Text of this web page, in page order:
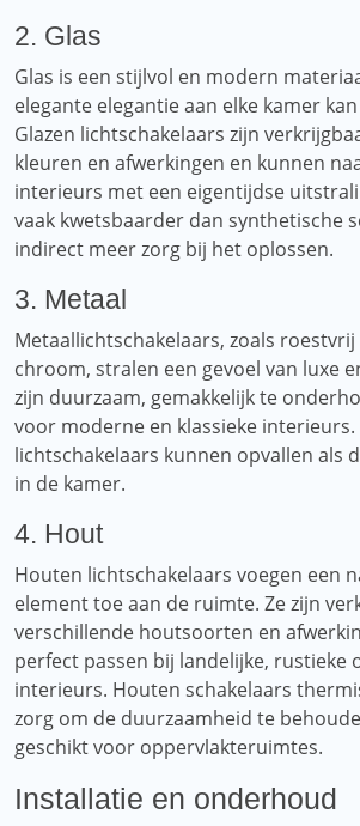
2. Glas
Glas is een stijlvol en modern
elegante elegantie aan elke kamer
Glazen lichtschakelaars zijn
kleuren en afwerkingen en kunnen
interieurs met een eigentijdse
vaak kwetsbaarder dan synthetische
indirect meer zorg bij het oplossen.
3. Metaal
Metaallichtschakelaars, zoals
chroom, stralen een gevoel van luxe
zijn duurzaam, gemakkelijk te
voor moderne en klassieke interieurs.
lichtschakelaars kunnen opvallen als
in de kamer.
4. Hout
Houten lichtschakelaars voegen een
element toe aan de ruimte. Ze zijn
verschillende houtsoorten en
perfect passen bij landelijke, rustieke
interieurs. Houten schakelaars
zorg om de duurzaamheid te
geschikt voor oppervlakteruimtes.
Installatie en onderhoud